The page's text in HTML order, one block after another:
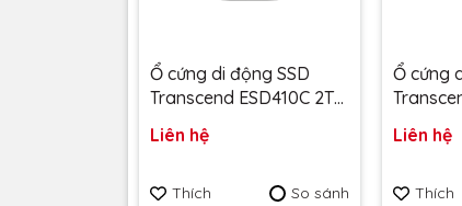
Ổ cứng di động SSD
Transcend ESD410C 2TB
TS2TESD410C - Bảo
Liên hệ
Thích So sánh
Ổ cứng
Liên hệ
Thích